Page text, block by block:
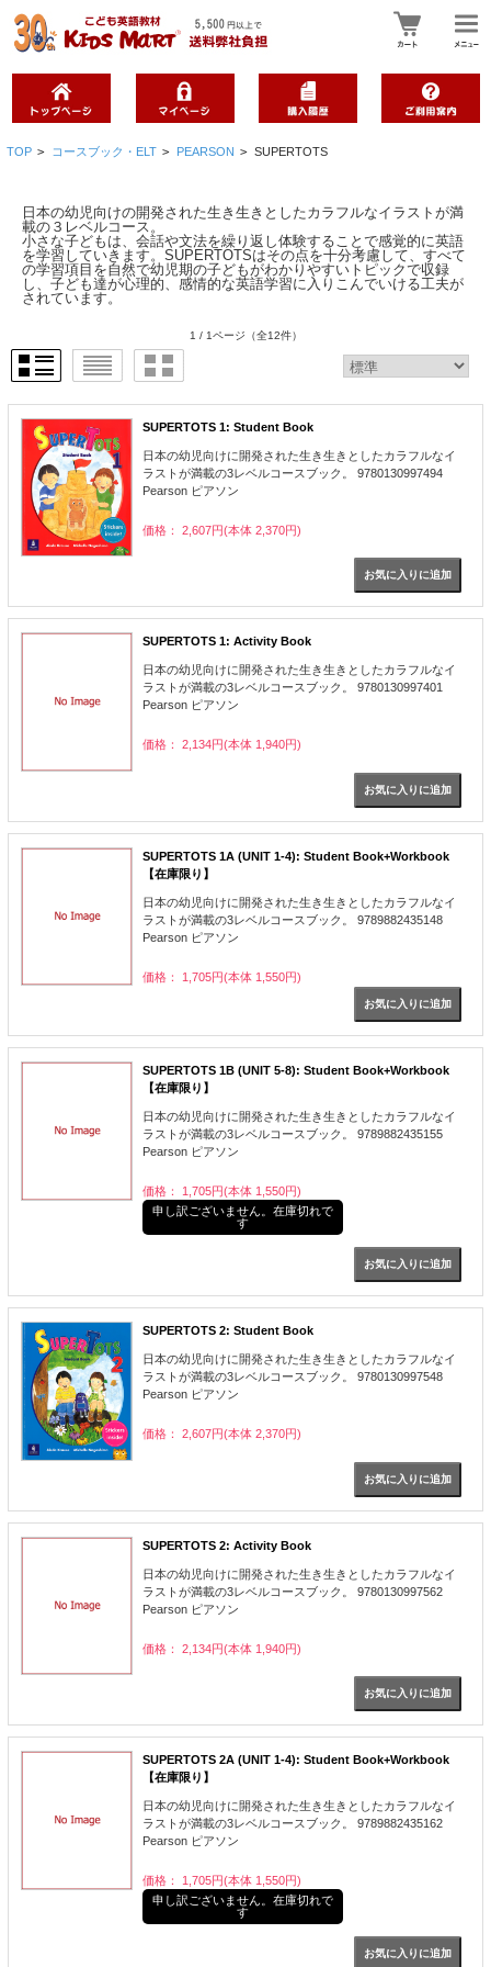
TOP > コースブック・ELT > PEARSON > SUPERTOTS
日本の幼児向けの開発された生き生きとしたカラフルなイラストが満
載の３レベルコース。
小さな子どもは、会話や文法を繰り返し体験することで感覚的に英語
を学習していきます。SUPERTOTSはその点を十分考慮して、すべて
の学習項目を自然で幼児期の子どもがわかりやすいトピックで収録
し、子ども達が心理的、感情的な英語学習に入りこんでいける工夫が
されています。
1 / 1ページ （全12件）
SUPERTOTS 1: Student Book
日本の幼児向けに開発された生き生きとしたカラフルなイ
ラストが満載の3レベルコースブック。 9780130997494
Pearson ピアソン
価格： 2,607円(本体 2,370円)
SUPERTOTS 1: Activity Book
日本の幼児向けに開発された生き生きとしたカラフルなイ
ラストが満載の3レベルコースブック。 9780130997401
Pearson ピアソン
価格： 2,134円(本体 1,940円)
SUPERTOTS 1A (UNIT 1-4): Student Book+Workbook
【在庫限り】
日本の幼児向けに開発された生き生きとしたカラフルなイ
ラストが満載の3レベルコースブック。 9789882435148
Pearson ピアソン
価格： 1,705円(本体 1,550円)
SUPERTOTS 1B (UNIT 5-8): Student Book+Workbook
【在庫限り】
日本の幼児向けに開発された生き生きとしたカラフルなイ
ラストが満載の3レベルコースブック。 9789882435155
Pearson ピアソン
価格： 1,705円(本体 1,550円)
申し訳ございません。在庫切れで
す
SUPERTOTS 2: Student Book
日本の幼児向けに開発された生き生きとしたカラフルなイ
ラストが満載の3レベルコースブック。 9780130997548
Pearson ピアソン
価格： 2,607円(本体 2,370円)
SUPERTOTS 2: Activity Book
日本の幼児向けに開発された生き生きとしたカラフルなイ
ラストが満載の3レベルコースブック。 9780130997562
Pearson ピアソン
価格： 2,134円(本体 1,940円)
SUPERTOTS 2A (UNIT 1-4): Student Book+Workbook
【在庫限り】
日本の幼児向けに開発された生き生きとしたカラフルなイ
ラストが満載の3レベルコースブック。 9789882435162
Pearson ピアソン
価格： 1,705円(本体 1,550円)
申し訳ございません。在庫切れで
す